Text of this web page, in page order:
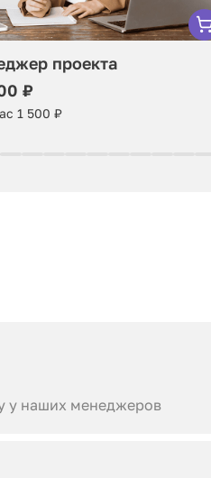
проекта
₽
1 500 ₽
у наших менеджеров